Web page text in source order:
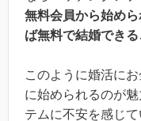
無料会員から始め
ば無料で結婚でき
このように婚活に
に始められるのが
テムに不安を感じ